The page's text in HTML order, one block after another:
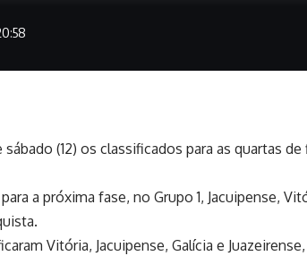
(12) os classificados para as quartas
a próxima fase, no Grupo 1, Jacuipense,
Vitória, Jacuipense, Galícia e